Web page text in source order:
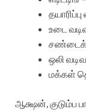
உடை
சண்டைக்
ஒலி
மக்கள்
ஆக்ஷன், குடும்ப